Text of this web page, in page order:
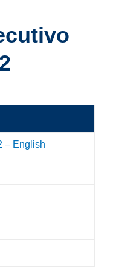
– English